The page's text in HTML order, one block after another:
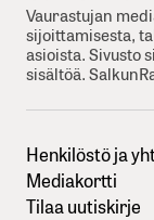
Vaurastujan
sijoittamisesta,
asioista. Sivusto
sisältöä.
Henkilöstö ja
Mediakortti
Tilaa uutiskirje